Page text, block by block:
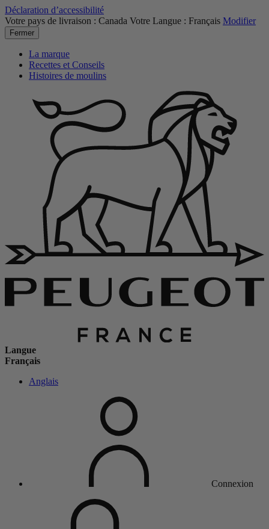
Déclaration d’accessibilité
Votre pays de livraison : Canada Votre Langue : Français Modifier
Fermer
La marque
Recettes et Conseils
Histoires de moulins
Langue
Français
Anglais
Connexion